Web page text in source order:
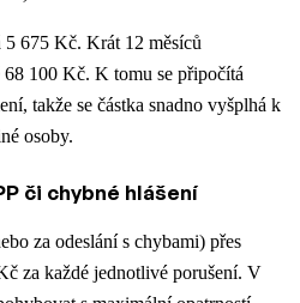
5 675 Kč. Krát 12 měsíců
68 100 Kč. K tomu se připočítá
takže se částka snadno vyšplhá k
osoby.
či chybné hlášení
za odeslání s chybami) přes
za každé jednotlivé porušení. V